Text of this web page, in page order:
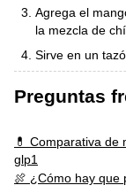
Agrega el
la mezcla de
Sirve en un
Preguntas
💊 Comparativa
glp1
🍖 ¿Cómo hay que